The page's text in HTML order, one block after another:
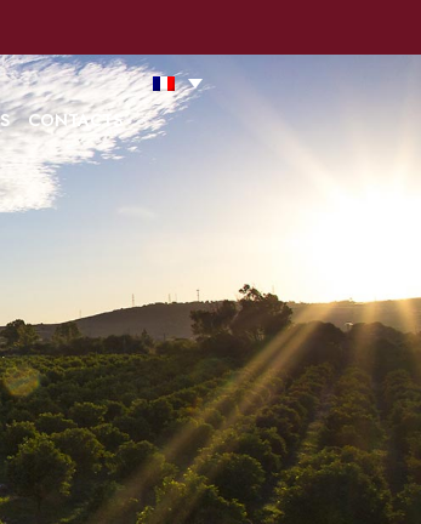
cookies
CONTACTS